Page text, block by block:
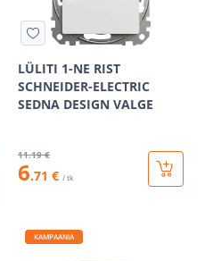
LÜLITI 1-NE RIST
SCHNEIDER-ELECTRIC
SEDNA DESIGN VALGE
11.19 €
6.71 € / tk
KAMPAANIA